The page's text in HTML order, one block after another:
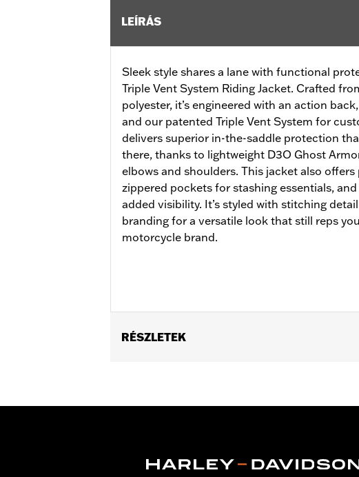
LEÍRÁS
Sleek style shares a lane with functional
Triple Vent System Riding Jacket. Crafted
polyester, it’s engineered with an action
and our patented Triple Vent System for
delivers superior in-the-saddle protection
there, thanks to lightweight D3O Ghost
elbows and shoulders. This jacket also
zippered pockets for stashing essentials,
added visibility. It’s styled with stitching
branding for a versatile look that still reps
motorcycle brand.
RÉSZLETEK
WARRANTY:2 year limited warranty - Go to